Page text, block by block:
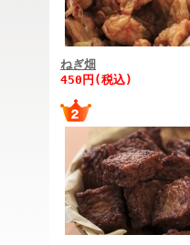
ねぎ畑
450円(税込)